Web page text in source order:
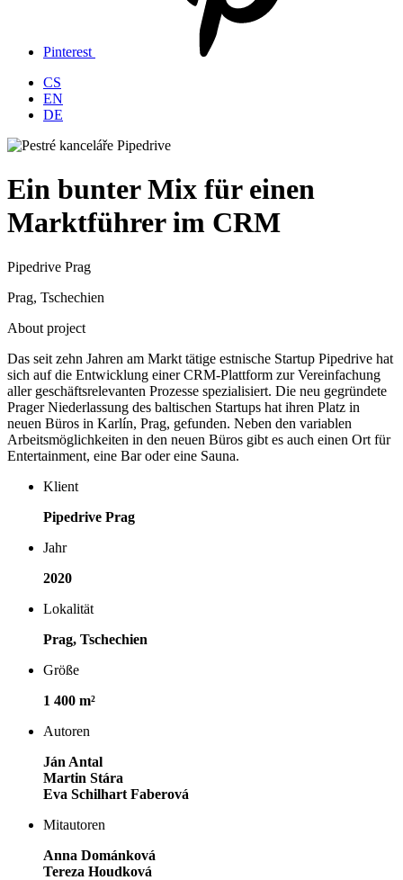
Pinterest
CS
EN
DE
Ein bunter Mix für einen
Marktführer im CRM
Pipedrive Prag
Prag, Tschechien
About project
Das seit zehn Jahren am Markt tätige estnische Startup Pipedrive hat
sich auf die Entwicklung einer CRM-Plattform zur Vereinfachung
aller geschäftsrelevanten Prozesse spezialisiert. Die neu gegründete
Prager Niederlassung des baltischen Startups hat ihren Platz in
neuen Büros in Karlín, Prag, gefunden. Neben den variablen
Arbeitsmöglichkeiten in den neuen Büros gibt es auch einen Ort für
Entertainment, eine Bar oder eine Sauna.
Klient
Pipedrive Prag
Jahr
2020
Lokalität
Prag, Tschechien
Größe
1 400 m²
Autoren
Ján Antal
Martin Stára
Eva Schilhart Faberová
Mitautoren
Anna Dománková
Tereza Houdková